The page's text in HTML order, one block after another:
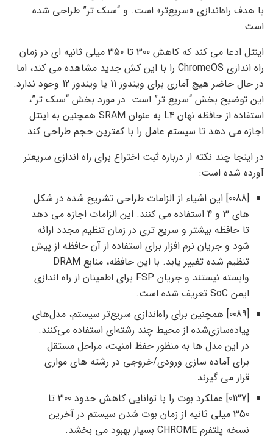
با هدف راه‌اندازی «سریع‌تر» است. و “سبک تر” طراحی شده
است.
اینتل ادعا می کند که کاهش 300 تا 350 میلی ثانیه ای در زمان
راه اندازی ChromeOS را با این کش جدید مشاهده می کند، اما
در حال حاضر هیچ آماری برای ویندوز 11 یا ویندوز 12 وجود ندارد.
این توضیح بخش “سریع تر” است. در مورد بخش “سبک تر”،
استفاده از حافظه نهان L4 به عنوان SRAM همچنین به اینتل
اجازه می دهد تا سیستم عامل را با کمترین حجم طراحی کند.
در اینجا چند نکته از درباره ثبت اختراع برای راه اندازی سریعتر
آورده شده است:
[0088] این اشیاء از الزامات طراحی تشریح شده در شکل
های 3 و 4 استفاده می کنند. این الزامات اجازه می دهد
تا حافظه بیشتر و سریع تری در زمان تنظیم مجدد ارائه
شود و جریان نرم افزار برای استفاده از آن حافظه از پیش
تنظیم شده تغییر یابد. با این حافظه، منابع DRAM
وابسته نیستند و جریان FSP برای اطمینان از راه اندازی
ایمن SoC تعریف شده است.
[0089] همچنین برای راه‌اندازی سریع‌تر سیستم، مدل‌های
پیاده‌سازی‌شده از محیط چند رشته‌ای استفاده می‌کنند.
در این مدل ها به منظور حفظ امنیت، مراحل مستقل
برای آماده سازی ورودی/خروجی در رشته های موازی
قرار می گیرند.
[0137] عملکرد بوت را با توانایی کاهش حدود 300 تا
350 میلی ثانیه از زمان بوت شدن سیستم در آخرین
نسخه پلتفرم CHROME بسیار بهبود می بخشد.